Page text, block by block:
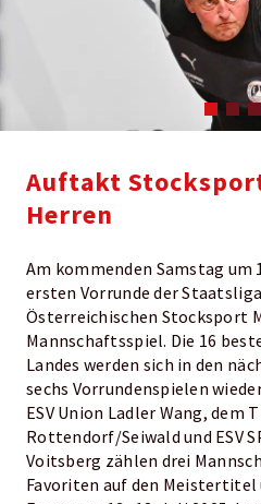
Auftakt
Herren
Am kommenden Samstag
ersten Vorrunde der
Österreichischen Stocksport
Mannschaftsspiel. Die 16
Landes werden sich in den
sechs Vorrundenspielen
ESV Union Ladler Wang, dem
Rottendorf/Seiwald und ESV
Voitsberg zählen drei
Favoriten auf den Meistertitel